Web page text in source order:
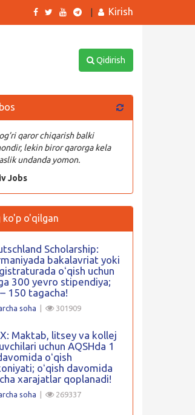
Kirish
Qidirish
qaror chiqarish balki
lekin biror qarorga kela
undanda yomon.
Jobs
ko'p o'qilgan
Scholarship:
bakalavriat yoki
oʻqish uchun
300 yevro stipendiya;
150 tagacha!
soha 301909
Maktab, litsey va kollej
uchun AQSHda 1
oʻqish
oʻqish davomida
xarajatlar qoplanadi!
soha 269337